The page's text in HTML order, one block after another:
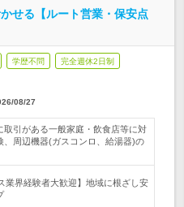
せる【ルート営業・保安点
学歴不問 完全週休2日制
08/27
取引がある一般家庭・飲食店等に対
、周辺機器(ガスコンロ、給湯器)の
業界経験者大歓迎】地域に根ざし安